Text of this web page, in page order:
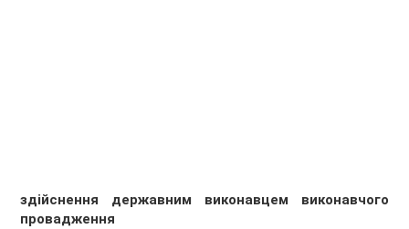
здійснення державним виконавцем виконавчого
провадження